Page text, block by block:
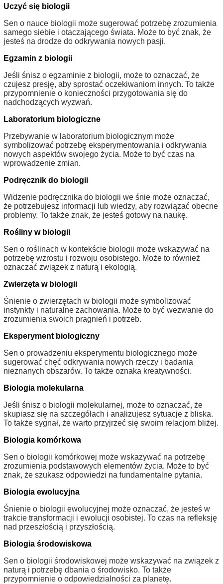
Uczyć się biologii
Sen o nauce biologii może sugerować potrzebę zrozumienia
samego siebie i otaczającego świata. Może to być znak, że
jesteś na drodze do odkrywania nowych pasji.
Egzamin z biologii
Jeśli śnisz o egzaminie z biologii, może to oznaczać, że
czujesz presję, aby sprostać oczekiwaniom innych. To także
przypomnienie o konieczności przygotowania się do
nadchodzących wyzwań.
Laboratorium biologiczne
Przebywanie w laboratorium biologicznym może
symbolizować potrzebę eksperymentowania i odkrywania
nowych aspektów swojego życia. Może to być czas na
wprowadzenie zmian.
Podręcznik do biologii
Widzenie podręcznika do biologii we śnie może oznaczać,
że potrzebujesz informacji lub wiedzy, aby rozwiązać obecne
problemy. To także znak, że jesteś gotowy na naukę.
Rośliny w biologii
Sen o roślinach w kontekście biologii może wskazywać na
potrzebę wzrostu i rozwoju osobistego. Może to również
oznaczać związek z naturą i ekologią.
Zwierzęta w biologii
Śnienie o zwierzętach w biologii może symbolizować
instynkty i naturalne zachowania. Może to być wezwanie do
zrozumienia swoich pragnień i potrzeb.
Eksperyment biologiczny
Sen o prowadzeniu eksperymentu biologicznego może
sugerować chęć odkrywania nowych rzeczy i badania
nieznanych obszarów. To także oznaka kreatywności.
Biologia molekularna
Jeśli śnisz o biologii molekularnej, może to oznaczać, że
skupiasz się na szczegółach i analizujesz sytuacje z bliska.
To także sygnał, że warto przyjrzeć się swoim relacjom bliżej.
Biologia komórkowa
Sen o biologii komórkowej może wskazywać na potrzebę
zrozumienia podstawowych elementów życia. Może to być
znak, że szukasz odpowiedzi na fundamentalne pytania.
Biologia ewolucyjna
Śnienie o biologii ewolucyjnej może oznaczać, że jesteś w
trakcie transformacji i ewolucji osobistej. To czas na refleksję
nad przeszłością i przyszłością.
Biologia środowiskowa
Sen o biologii środowiskowej może wskazywać na związek z
naturą i potrzebę dbania o środowisko. To także
przypomnienie o odpowiedzialności za planetę.